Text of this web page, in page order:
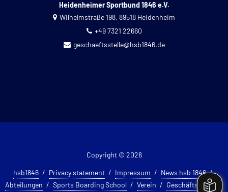
Heidenheimer Sportbund 1846 e.V.
Wilhelmstraße 198, 89518 Heidenheim
+49 7321 22660
geschaeftsstelle@hsb1846.de
Copyright © 2026
hsb1846 Privacy statement Impressum
News hsb 1846
Abteilungen
Sports Boarding School Verein Geschäftsstelle